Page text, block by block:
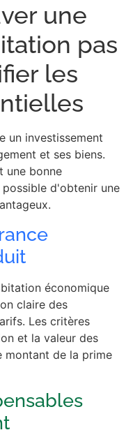
une
pas
les
un investissement
et ses biens.
une bonne
d'obtenir une
économique
claire des
Les critères
et la valeur des
montant de la prime